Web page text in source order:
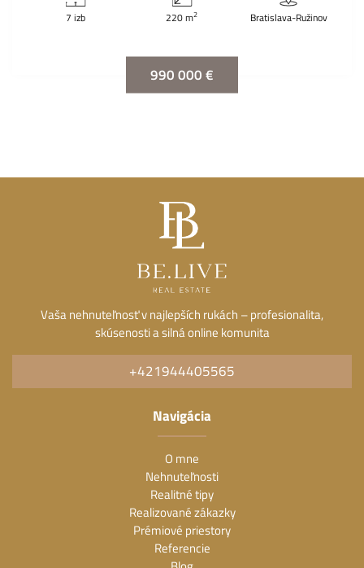
7 izb 220 m2 Bratislava-Ružinov
990 000 €
Vaša nehnuteľnosť v najlepších rukách – profesionalita,
skúsenosti a silná online komunita
+421944405565
Navigácia
O mne
Nehnuteľnosti
Realitné tipy
Realizované zákazky
Prémiové priestory
Referencie